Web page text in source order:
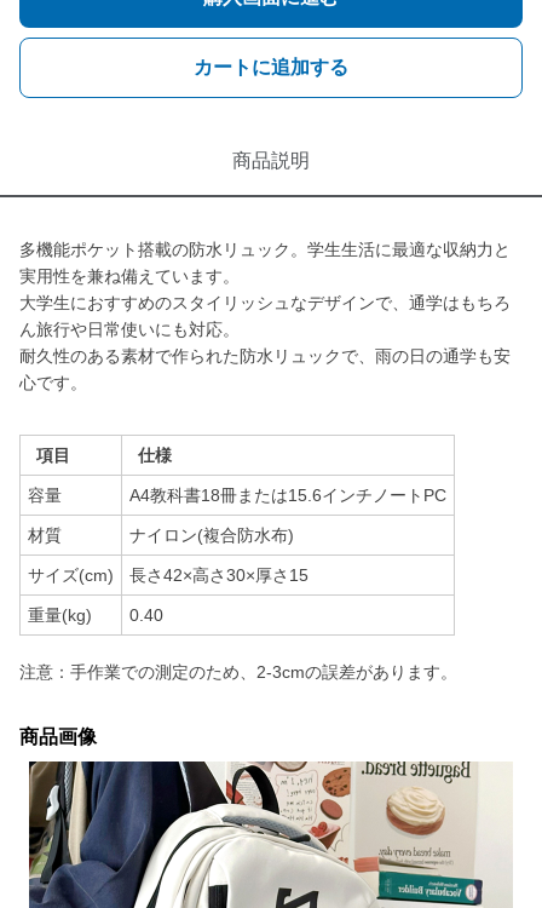
カートに追加する
商品説明
多機能ポケット搭載の防水リュック。学生生活に最適な収納力と
実用性を兼ね備えています。
大学生におすすめのスタイリッシュなデザインで、通学はもちろ
ん旅行や日常使いにも対応。
耐久性のある素材で作られた防水リュックで、雨の日の通学も安
心です。
項目 仕様
容量 A4教科書18冊または15.6インチノートPC
材質 ナイロン(複合防水布)
サイズ(cm) 長さ42×高さ30×厚さ15
重量(kg) 0.40
注意：手作業での測定のため、2-3cmの誤差があります。
商品画像